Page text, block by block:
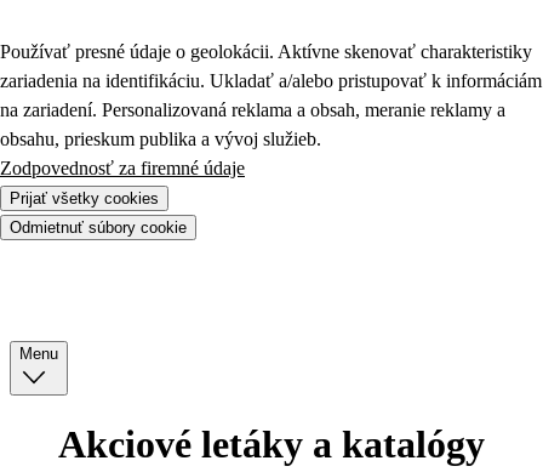
Používať presné údaje o geolokácii. Aktívne skenovať charakteristiky
zariadenia na identifikáciu. Ukladať a/alebo pristupovať k informáciám
na zariadení. Personalizovaná reklama a obsah, meranie reklamy a
obsahu, prieskum publika a vývoj služieb.
Zodpovednosť za firemné údaje
Prijať všetky cookies
Odmietnuť súbory cookie
Menu
Akciové letáky a katalógy